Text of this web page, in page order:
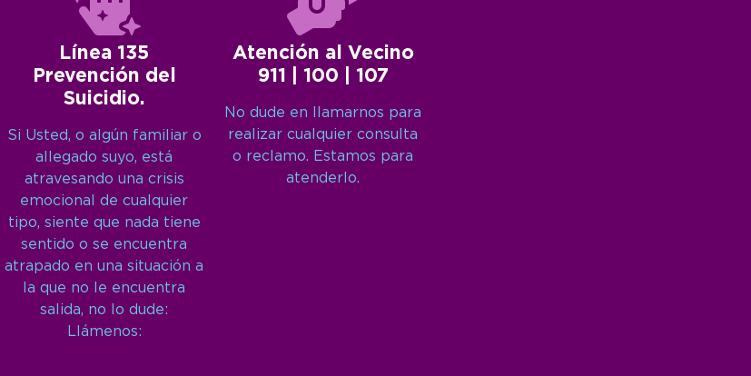
Línea 135
Prevención del
Suicidio.
Si Usted, o algún familiar o
allegado suyo, está
atravesando una crisis
emocional de cualquier
tipo, siente que nada tiene
sentido o se encuentra
atrapado en una situación a
la que no le encuentra
salida, no lo dude:
Llámenos:
Atención al Vecino
911 | 100 | 107
No dude en llamarnos para
realizar cualquier consulta
o reclamo. Estamos para
atenderlo.